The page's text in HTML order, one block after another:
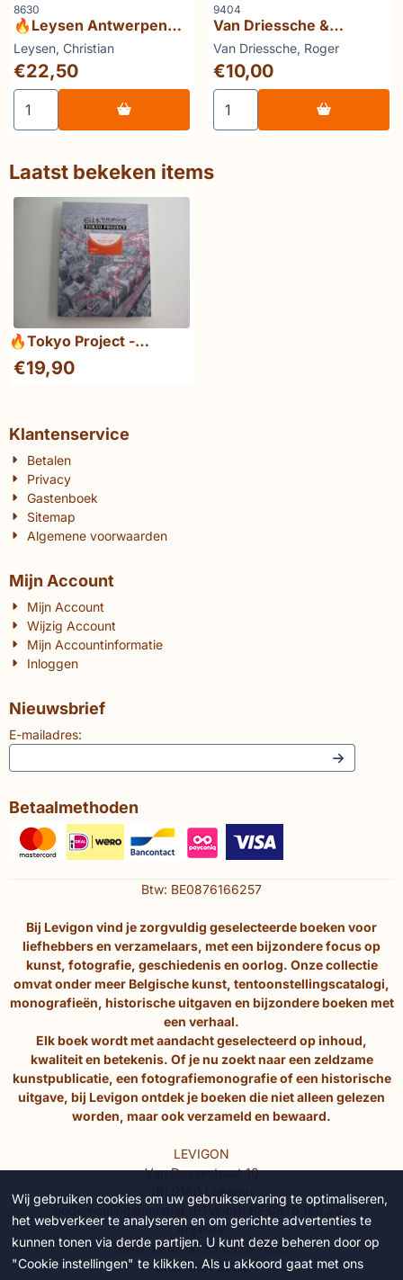
Artikelnummer
8630
🔥Leysen Antwerpen
onvoltooide stad
Merk:
Leysen, Christian
Prijs: 22,50
€22,50
Aantal kiezen voor 🔥Leysen Antwerpen onvoltooide
Artikelnummer
9404
Van Driessche &
Verstegen Waardevol
Lokeren
Merk:
Van Driessche, Roger
Prijs: 10,00
€10,00
Aantal kiezen voor Van
Laatst bekeken items
🔥Tokyo Project -
Europalia 89 Japan in
Belgium
€19,90
Klantenservice
Betalen
Privacy
Gastenboek
Sitemap
Algemene voorwaarden
Mijn Account
Mijn Account
Wijzig Account
Mijn Accountinformatie
Inloggen
Nieuwsbrief
E-mailadres:
Betaalmethoden
Btw: BE0876166257
Bij Levigon vind je zorgvuldig geselecteerde boeken voor
liefhebbers en verzamelaars, met een bijzondere focus op
kunst, fotografie, geschiedenis en oorlog. Onze collectie
omvat onder meer Belgische kunst, tentoonstellingscatalogi,
monografieën, historische uitgaven en bijzondere boeken met
een verhaal.
Elk boek wordt met aandacht geselecteerd op inhoud,
kwaliteit en betekenis. Of je nu zoekt naar een zeldzame
kunstpublicatie, een fotografiemonografie of een historische
uitgave, bij Levigon ontdek je boeken die niet alleen gelezen
worden, maar ook verzameld en bewaard.
LEVIGON
Van Duysestraat 10
(B) 9160 Lokeren
ondernemingsnummer (BTW-nr): BE 0876.166.257
Argenta:
IBAN: BE46 9735 2323 7636
BIC: ARSPBE22
Wij gebruiken cookies om uw gebruikservaring te optimaliseren,
het webverkeer te analyseren en om gerichte advertenties te
kunnen tonen via derde partijen. U kunt deze beheren door op
"Cookie instellingen" te klikken. Als u akkoord gaat met ons